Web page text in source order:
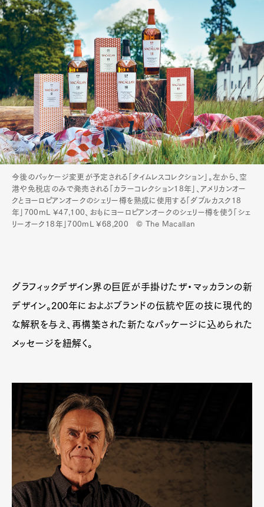
Art&DesignWatch
Fashion
Gourmet
Cars
ProductCulture
今後のパッケージ変更が予定される「タイムレスコレクション」。左から、空
港や免税店のみで発売される「カラーコレクション18年」、アメリカンオー
クとヨーロピアンオークのシェリー樽を熟成に使用する「ダブルカスク18
年」700mL ¥47,100、おもにヨーロピアンオークのシェリー樽を使う「シェ
リーオーク18年」700mL ¥68,200 © The Macallan
グラフィックデザイン界の巨匠が手掛けたザ・マッカランの新
デザイン。200年におよぶブランドの伝統や匠の技に現代的
な解釈を与え、再構築された新たなパッケージに込められた
メッセージを紐解く。